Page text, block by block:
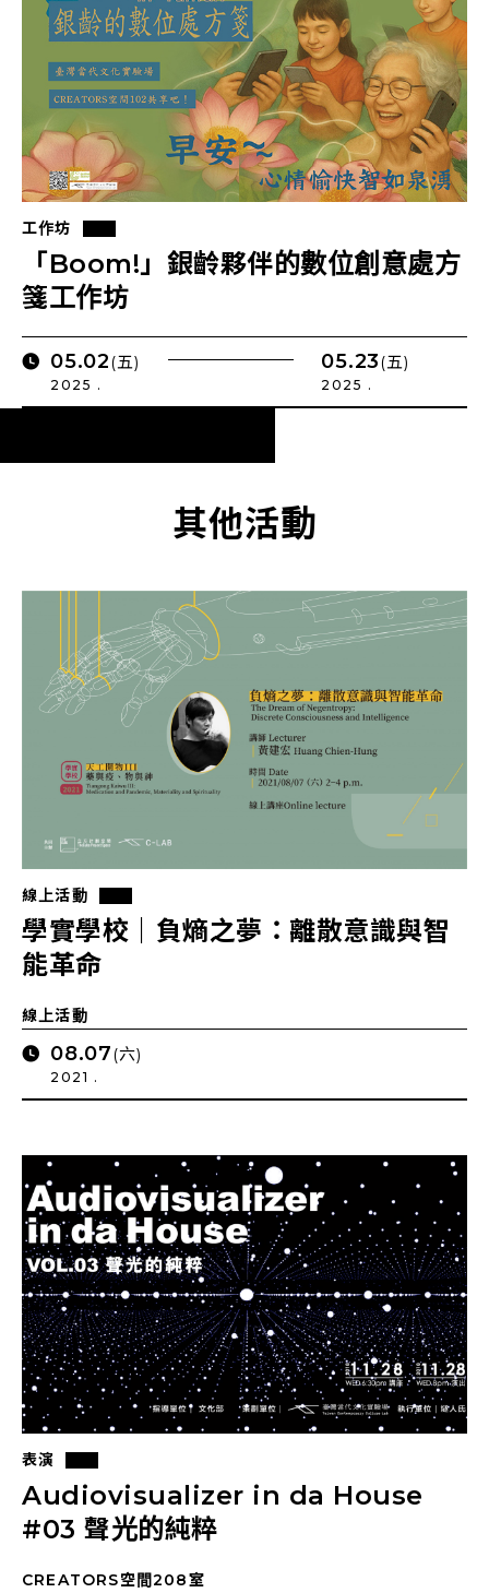
工作坊
「Boom!」銀齡夥伴的數位創意處方
箋工作坊
05.02(五)
2025 .
05.23(五)
2025 .
其他活動
線上活動
學實學校｜負熵之夢：離散意識與智
能革命
線上活動
08.07(六)
2021 .
表演
Audiovisualizer in da House
#03 聲光的純粹
CREATORS空間208室